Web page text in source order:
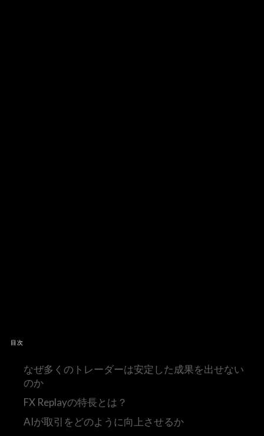
目次
なぜ多くのトレーダーは安定した成果を出せない
のか
FX Replayの特長とは？
AIが取引をどのように向上させるか